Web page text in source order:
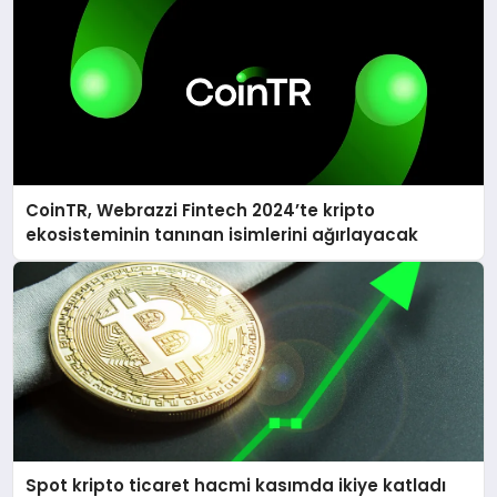
CoinTR, Webrazzi Fintech 2024’te kripto
ekosisteminin tanınan isimlerini ağırlayacak
Spot kripto ticaret hacmi kasımda ikiye katladı